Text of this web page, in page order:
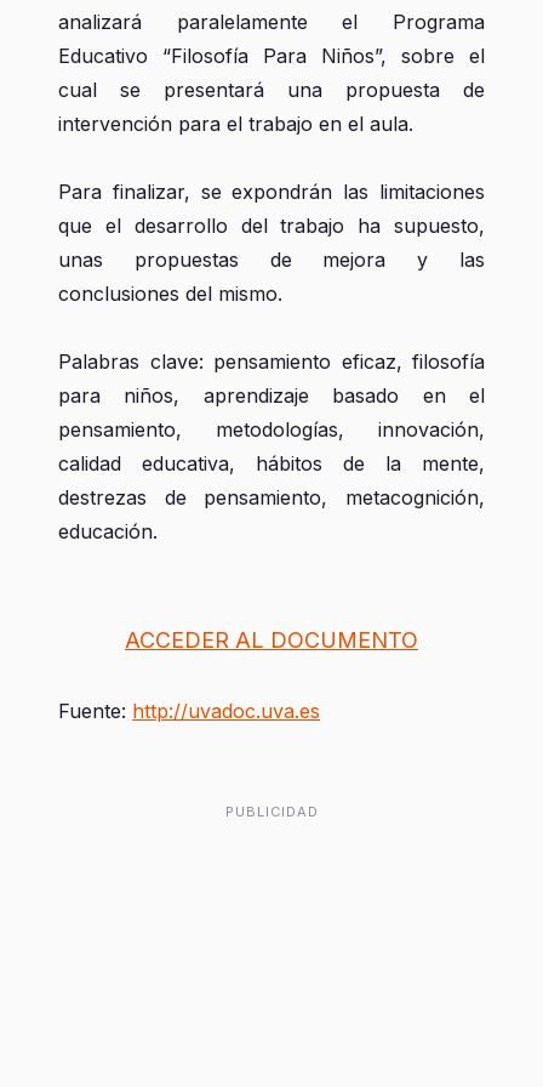
analizará paralelamente el Programa
Educativo “Filosofía Para Niños”, sobre el
cual se presentará una propuesta de
intervención para el trabajo en el aula.
Para finalizar, se expondrán las limitaciones
que el desarrollo del trabajo ha supuesto,
unas propuestas de mejora y las
conclusiones del mismo.
Palabras clave: pensamiento eficaz, filosofía
para niños, aprendizaje basado en el
pensamiento, metodologías, innovación,
calidad educativa, hábitos de la mente,
destrezas de pensamiento, metacognición,
educación.
ACCEDER AL DOCUMENTO
Fuente: http://uvadoc.uva.es
PUBLICIDAD